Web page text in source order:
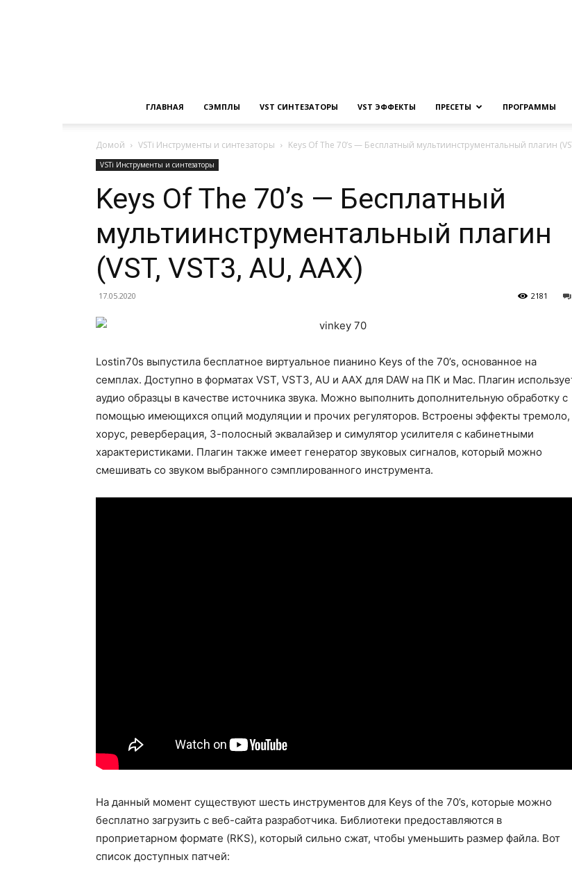
компьютере
ГЛАВНАЯ СЭМПЛЫ VST СИНТЕЗАТОРЫ VST ЭФФЕКТЫ ПРЕСЕТЫ ПРОГРАММЫ
Домой VSTi Инструменты и синтезаторы Keys Of The 70’s — Бесплатный мультиинструментальный плагин
VSTi Инструменты и синтезаторы
Keys Of The 70’s — Бесплатный
мультиинструментальный плагин
(VST, VST3, AU, AAX)
17.05.2020 2181
Lostin70s выпустила бесплатное виртуальное пианино Keys of the 70’s, основанное на
семплах. Доступно в форматах VST, VST3, AU и AAX для DAW на ПК и Mac. Плагин
аудио образцы в качестве источника звука. Можно выполнить дополнительную обработку с
помощью имеющихся опций модуляции и прочих регуляторов. Встроены эффекты тремоло,
хорус, реверберация, 3-полосный эквалайзер и симулятор усилителя с кабинетными
характеристиками. Плагин также имеет генератор звуковых сигналов, который можно
смешивать со звуком выбранного сэмплированного инструмента.
На данный момент существуют шесть инструментов для Keys of the 70’s, которые можно
бесплатно загрузить с веб-сайта разработчика. Библиотеки предоставляются в
проприетарном формате (RKS), который сильно сжат, чтобы уменьшить размер файла. Вот
список доступных патчей: